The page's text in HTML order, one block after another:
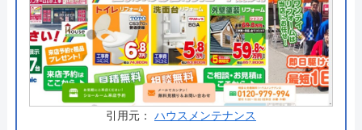
公式サイトで
料金詳細を見る
今すぐ電話で相談する
0120-091-026
受付時間： 24時間
引用元： ハウスメンテナンス